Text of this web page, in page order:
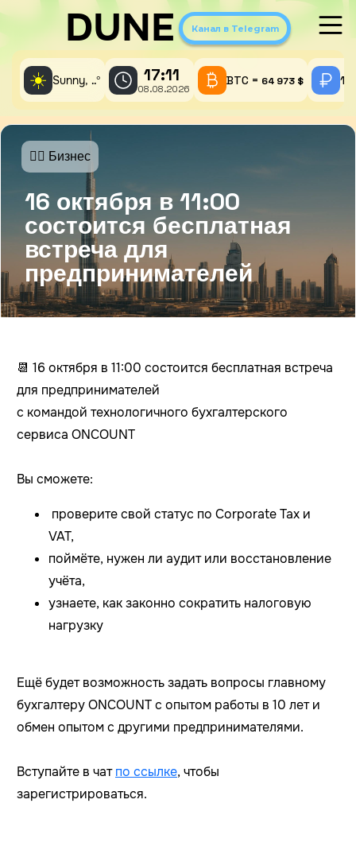
DUNE Канал в Telegram
☀️ Sunny, ..° 17:11
08.08.2026
BTC = 64 973 $ 1
16 октября в 11:00
состоится бесплатная
встреча для
предпринимателей
🤵‍♂️ Бизнес
📆 16 октября в 11:00 состоится бесплатная встреча
для предпринимателей
с командой технологичного бухгалтерского
сервиса ONCOUNT
Вы сможете:
проверите свой статус по Corporate Tax и
VAT,
поймёте, нужен ли аудит или восстановление
учёта,
узнаете, как законно сократить налоговую
нагрузку
Ещё будет возможность задать вопросы главному
бухгалтеру ONCOUNT с опытом работы в 10 лет и
обмен опытом с другими предпринимателями.
Вступайте в чатпо ссылке, чтобы
зарегистрироваться.